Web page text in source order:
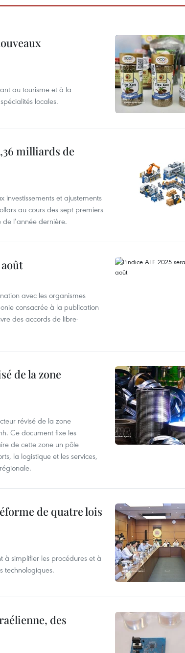
au tourisme et à la
locales.
milliards de
investissements et ajustements
au cours des sept premiers
l’année dernière.
avec les organismes
consacrée à la publication
des accords de libre-
de la zone
révisé de la zone
Ce document fixe les
de cette zone un pôle
la logistique et les services,
de quatre lois
à simplifier les procédures et à
technologiques.
des